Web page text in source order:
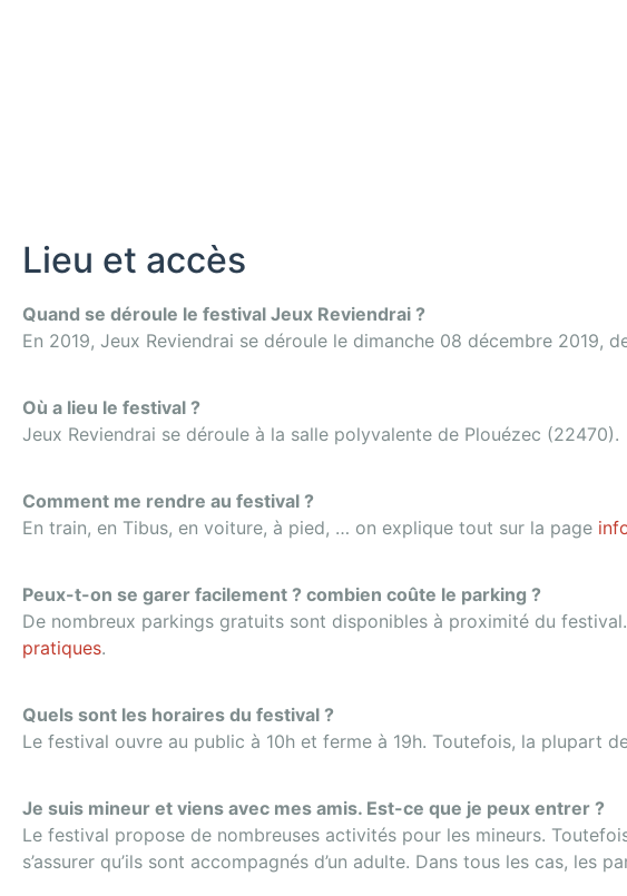
Lieu et accès
Quand se déroule le festival Jeux Reviendrai ?
En 2019, Jeux Reviendrai se déroule le dimanche 08 décembre 2019,
Où a lieu le festival ?
Jeux Reviendrai se déroule à la salle polyvalente de Plouézec (22470).
Comment me rendre au festival ?
En train, en Tibus, en voiture, à pied, … on explique tout sur la page
Peux-t-on se garer facilement ? combien coûte le parking ?
De nombreux parkings gratuits sont disponibles à proximité du
pratiques.
Quels sont les horaires du festival ?
Le festival ouvre au public à 10h et ferme à 19h. Toutefois, la plupart
Je suis mineur et viens avec mes amis. Est-ce que je peux entrer ?
Le festival propose de nombreuses activités pour les mineurs.
s’assurer qu’ils sont accompagnés d’un adulte. Dans tous les cas, les